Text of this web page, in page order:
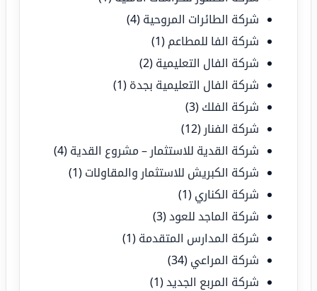
شركة الطائرات المروحية (4)
شركة الفا للمطاعم (1)
شركة الفال التعليمية (2)
شركة الفال التعليمية بجدة (1)
شركة الفلك (3)
شركة الفنار (12)
شركة القدية للاستثمار – مشروع القدية (4)
شركة الكبريش للاستثمار والمقاولات (1)
شركة الكناري (1)
شركة الماجد للعود(3)
شركة المدارس المتقدمة (1)
شركة المراعي (34)
شركة المربع الجديد(1)